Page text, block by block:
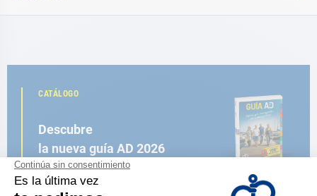
CATÁLOGO
Descubre
la nueva guía AD 2026
NAVEGAR POR EL CATÁLOGO